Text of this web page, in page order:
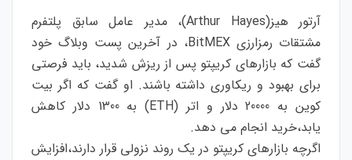
آرتور هیز(Arthur Hayes)، مدیر عامل سابق پلتفرم
مشتقات رمزارزی BitMEX، در آخرین پست وبلاگ خود
گفت که بازارهای کریپتو پس از ریزش شدید، باید فرصتی
برای بهبود و ریکاوری داشته باشند. او گفت که اگر بیت
کوین به 20000 دلار و اتر (ETH) به 1300 دلار کاهش
یابد،خرید انجام می دهد.
اگرچه بازارهای کریپتو در یک روند نزولی قرار دارند،افزایش